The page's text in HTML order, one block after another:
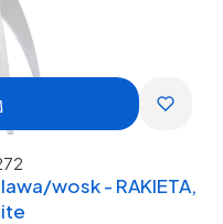
wosk - RAKIETA,